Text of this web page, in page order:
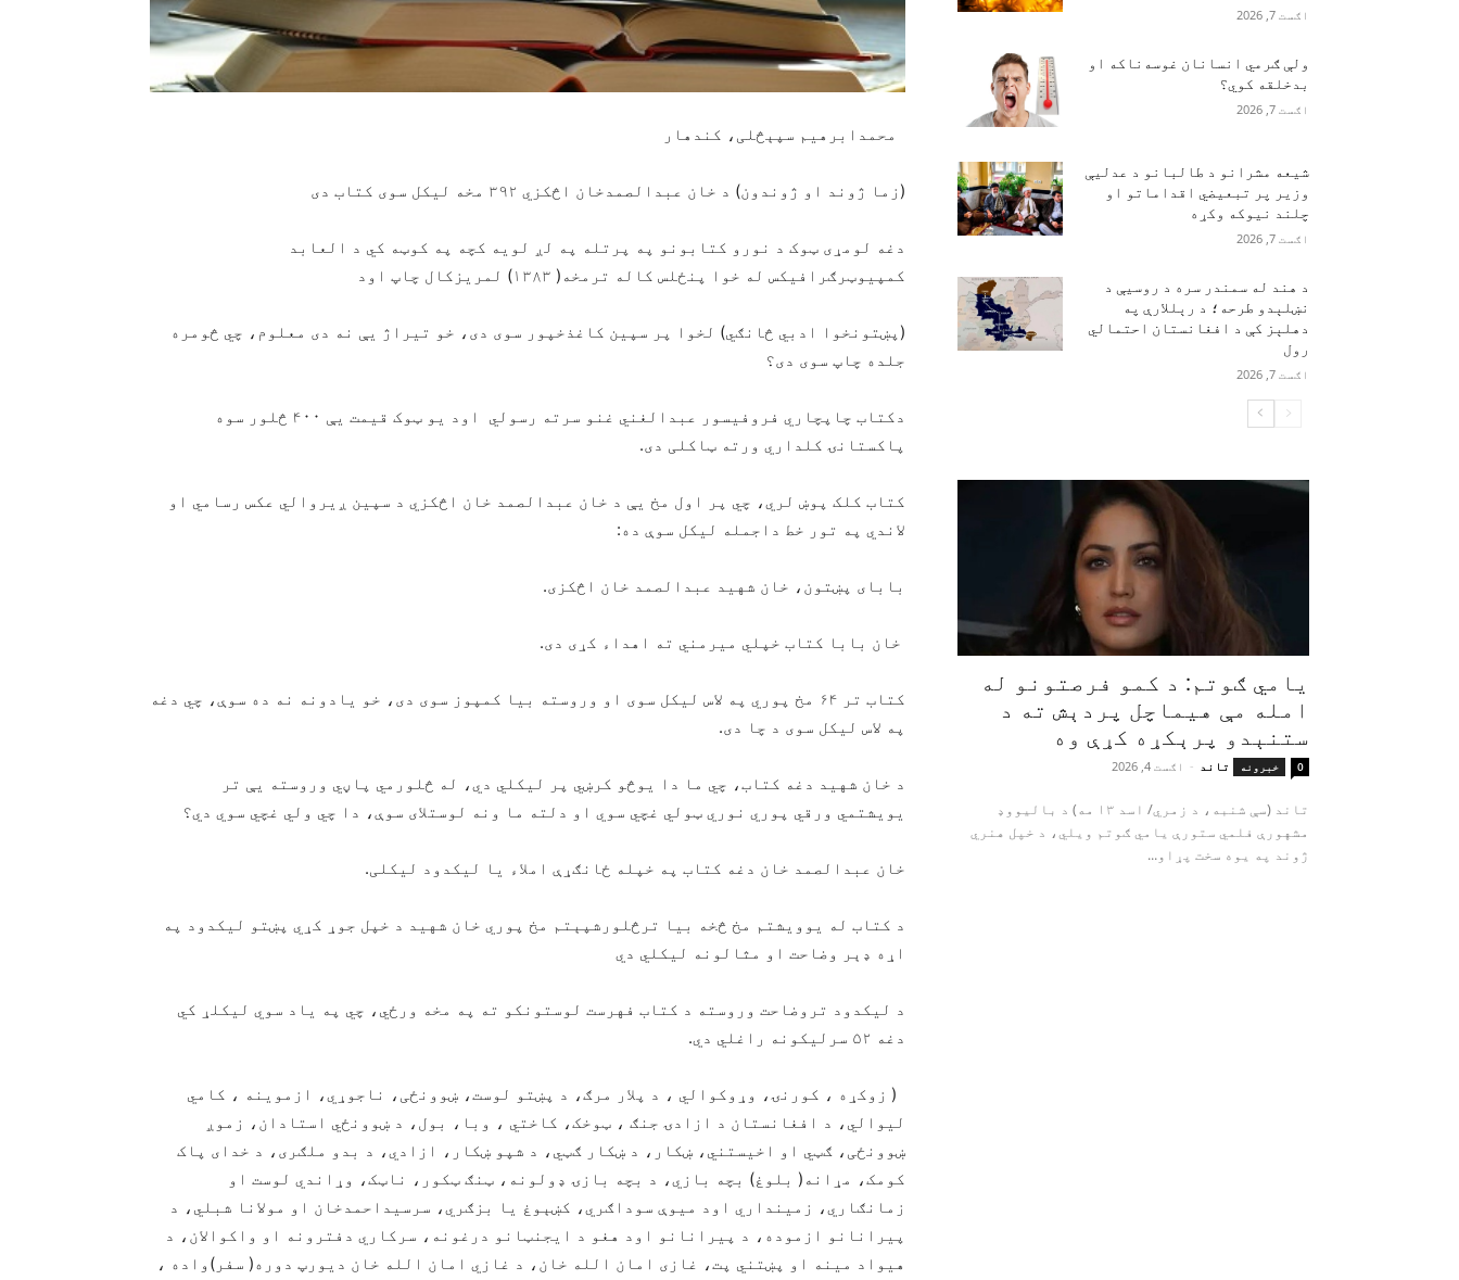
محمدابرهیم سپېڅلی، کندهار
(زما ژوند او ژوندون) د خان عبدالصمدخان اڅکزي ۳۹۲ مخه لیکل سوی کتاب دی
دغه لومړی ټوک د نورو کتابونو په پرتله په لږ لویه کچه په کوټه کي د العابد
کمپيوټرګرافیکس له خوا پنځلس کاله ترمخه( ۱۳۸۳) لمریزکال چاپ اود
(پښتونخوا ادبي څانګي) لخوا پر سپین کاغذخپور سوی دی، خو تیراژ يې نه دی معلوم، چي څومره
جلده چاپ سوی دی؟
دکتاب چاپچاري فروفیسور عبدالغني غنو سرته رسولي اود یو ټوک قیمت يې ۴۰۰ څلور سوه
پاکستانۍ کلداري ورته ټاکلی دی.
کتاب کلک پوښ لري، چي پر اول مخ يې د خان عبدالصمد خان اڅکزي د سپین ږیروالي عکس رسامي او
لاندي په تور خط داجمله لیکل سوې ده:
بابای پښتون، خان شهید عبدالصمد خان اڅکزی.
خان بابا کتاب خپلي میرمني ته اهداء کړی دی.
کتاب تر ۶۴ مخ پوري په لاس لیکل سوی او وروسته بیا کمپوز سوی دی، خو یادونه نه ده سوې، چي دغه
په لاس لیکل سوی د چا دی.
د خان شهید دغه کتاب، چي ما دا یوڅو کرښي پر لیکلي دي، له څلورمي پاڼي وروسته يې تر
یویشتمي ورقي پوري نوري ټولي غچي سوي او دلته ما ونه لوستلای سوې، دا چي ولي غچي سوي دي؟
خان عبدالصمد خان دغه کتاب په خپله ځانګړې املاء یا لیکدود لیکلی.
د کتاب له یوویشتم مخ څخه بیا ترڅلورشپېتم مخ پوري خان شهید د خپل جوړ کړي پښتو لیکدود په
اړه ډېر وضاحت او مثالونه لیکلي دي
د لیکدود تروضاحت وروسته د کتاب فهرست لوستونکو ته په مخه ورځي، چي په یاد سوي لیکلړ کي
دغه ۵۲ سرلیکونه راغلي دي.
( زوکړه ، کورنۍ، وړوکوالي ، د پلار مرګ، د پښتو لوست، ښوونځی، ناجوړي، ازموینه ، کامي
لیوالي، د افغانستان د ازادۍ جنګ ، ټوخک، کاختي ، وبا، بول، د ښوونځي استادان، زموږ
ښوونځی، ګټي او اخیستني، ښکار، د ښکار ګټي، د شپو ښکار، ازادي، د بدو ملګری، د خدای پاک
کومک، مړانه( بلوغ) بچه بازي، د بچه بازۍ ډولونه، ټنګ ټکور، ناټک، وړاندي لوست او
زمانګاري، زمینداري اود میوې سوداګري، کښېوغ یا بزګري، سرسیداحمدخان او مولانا شبلي، د
پيرانانو ازموده، د پيرانانو اود هغو د ایجنټانو درغونه، سرکاري دفترونه او واکوالان، د
هیواد مینه او پښتني پت، غازی امان الله خان، د غازي امان الله خان دیورپ دوره( سفر)واده ،
اګست 7, 2026
ولې ګرمي انسانان غوسه‌ناکه او
بدخلقه کوي؟
اګست 7, 2026
شیعه مشرانو د طالبانو د عدلیې
وزیر پر تبعیضي اقداماتو او
چلند نیوکه وکړه
اګست 7, 2026
د هند له سمندر سره د روسیې د
نښلېدو طرحه؛ د رېللارې په
دهلېز کې د افغانستان احتمالي
رول
اګست 7, 2026
یامي ګوتم: د کمو فرصتونو له
امله مې هیماچل پردېش ته د
ستنېدو پرېکړه کړې وه
خبرونه تاند - اګست 4, 2026 0
تاند (سې شنبه، د زمري/ اسد ۱۳ مه) د بالیووډ
مشهورې فلمي ستورې یامي ګوتم ویلي، د خپل هنري
ژوند په یوه سخت پړاو...